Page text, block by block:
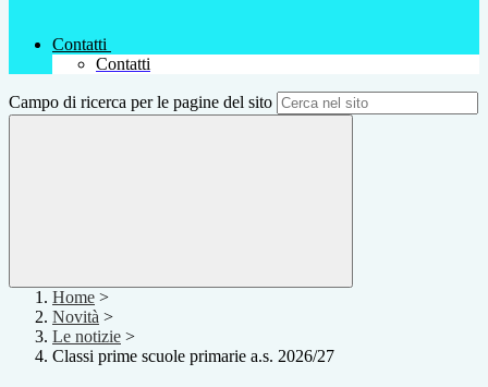
Contatti
Contatti
Campo di ricerca per le pagine del sito
Home >
Novità >
Le notizie >
Classi prime scuole primarie a.s. 2026/27